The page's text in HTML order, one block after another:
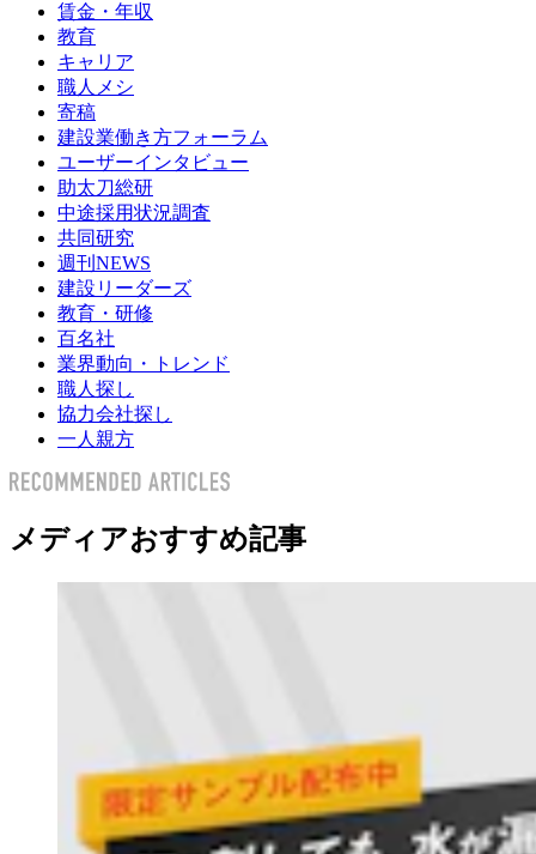
賃金・年収
教育
キャリア
職人メシ
寄稿
建設業働き方フォーラム
ユーザーインタビュー
助太刀総研
中途採用状況調査
共同研究
週刊NEWS
建設リーダーズ
教育・研修
百名社
業界動向・トレンド
職人探し
協力会社探し
一人親方
メディアおすすめ記事